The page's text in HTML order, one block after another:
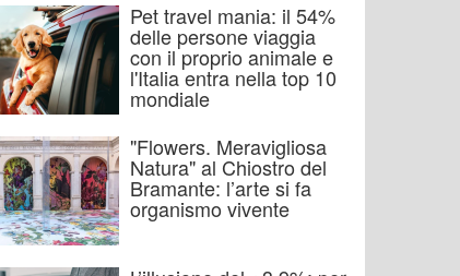
Pet travel mania: il 54%
delle persone viaggia
con il proprio animale e
l'Italia entra nella top 10
mondiale
"Flowers. Meravigliosa
Natura" al Chiostro del
Bramante: l’arte si fa
organismo vivente